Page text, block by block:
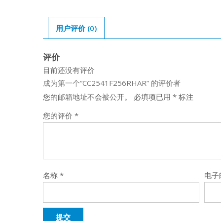
用户评价 (0)
评价
目前还没有评价
成为第一个“CC2541F256RHAR” 的评价者
您的邮箱地址不会被公开。
必填项已用 * 标注
您的评价 *
名称 * 电